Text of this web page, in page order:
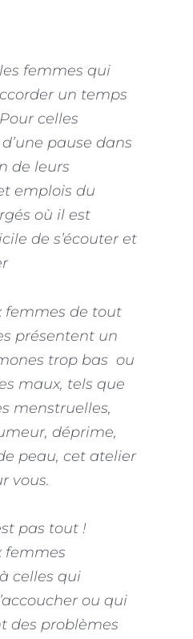
femmes qui
un temps
celles
pause dans
de leurs
emplois du
où il est
de s’écouter et
femmes de tout
présentent un
trop bas ou
maux, tels que
menstruelles,
déprime,
peau, cet atelier
vous.
pas tout !
femmes
celles qui
ou qui
des problèmes